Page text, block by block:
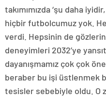
takımımızda ‘şu daha
hiçbir futbolcumuz yok.
verdi. Hepsinin de
deneyimleri 2032’ye
dayanışmamız çok çok
beraber bu işi üstlenmek
tesisler sebebiyle oldu. O